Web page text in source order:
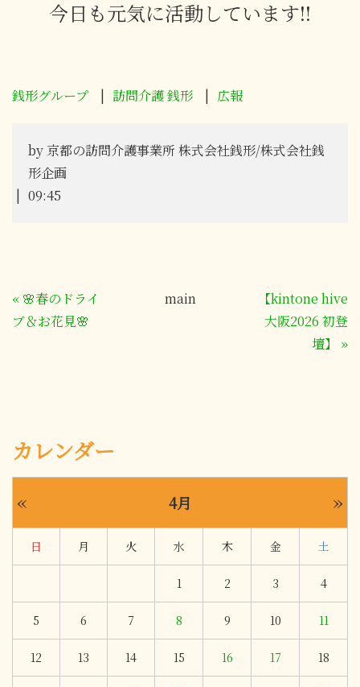
カレンダー
« 4月 »
日 月 火 水 木 金 土
1 2 3 4
5 6 7 8 9 10 11
12 13 14 15 16 17 18
今日も元気に活動しています!!
銭形グループ 訪問介護 銭形 広報
by 京都の訪問介護事業所 株式会社銭形/株式会社銭
形企画
09:45
« 🌸春のドライ
ブ＆お花見🌸
main
【kintone hive
大阪2026 初登
壇】
»